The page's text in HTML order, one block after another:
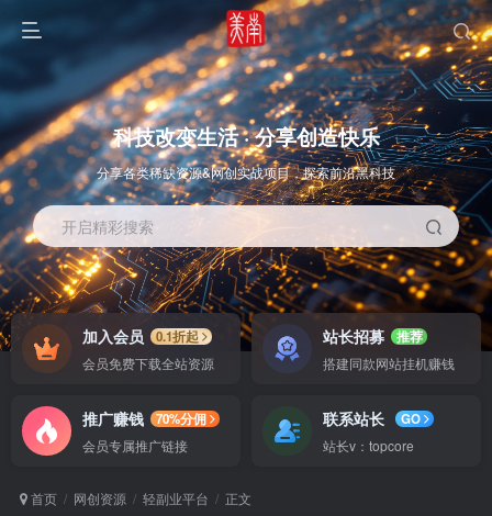
OS教程 SOFT教程
科技改变生活 · 分享创造快乐
分享各类稀缺资源&网创实战项目，探索前沿黑科技
开启精彩搜索
加入会员
0.1折起
会员免费下载全站资源
站长招募
推荐
搭建同款网站挂机赚钱
推广赚钱
70%分佣
会员专属推广链接
联系站长
GO
站长v：topcore
首页 网创资源 轻副业平台 正文